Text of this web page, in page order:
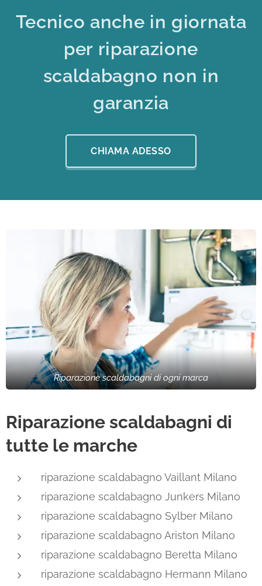
Tecnico anche in giornata
per riparazione
scaldabagno non in
garanzia
CHIAMA ADESSO
Riparazione scaldabagni di ogni marca
Riparazione scaldabagni di
tutte le marche
riparazione scaldabagno Vaillant Milano
riparazione scaldabagno Junkers Milano
riparazione scaldabagno Sylber Milano
riparazione scaldabagno Ariston Milano
riparazione scaldabagno Beretta Milano
riparazione scaldabagno Hermann Milano